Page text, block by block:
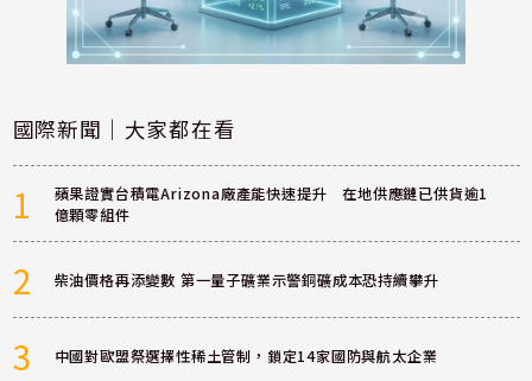
國際新聞｜大家都在看
1
蘋果證實台積電Arizona廠產能快速提升 在地供應鏈已供貨逾1
億顆零組件
2 柴油價格再添變數 第一量子礦業示警銅礦成本恐持續攀升
3 中國對歐盟祭選擇性稀土管制，鎖定14家國防與航太企業